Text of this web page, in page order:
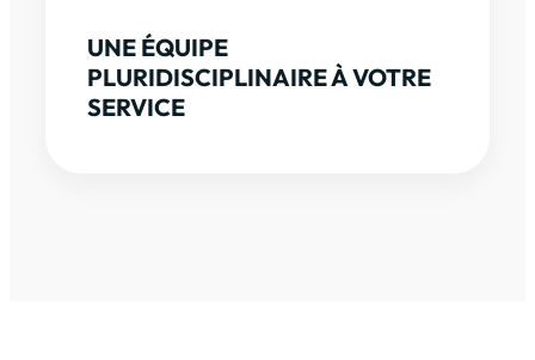
UNE ÉQUIPE
PLURIDISCIPLINAIRE À VOTRE
SERVICE